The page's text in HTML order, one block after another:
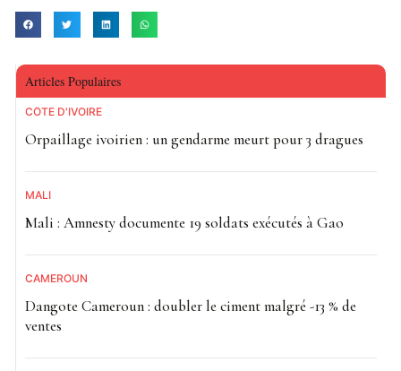
Articles Populaires
CÔTE D'IVOIRE
Orpaillage ivoirien : un gendarme meurt pour 3 dragues
MALI
Mali : Amnesty documente 19 soldats exécutés à Gao
CAMEROUN
Dangote Cameroun : doubler le ciment malgré -13 % de
ventes